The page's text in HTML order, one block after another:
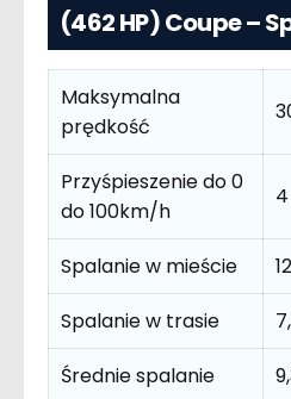
(462 HP) Coupe –
Maksymalna
prędkość
Przyśpieszenie do 0
do 100km/h
Spalanie w mieście
Spalanie w trasie
Średnie spalanie